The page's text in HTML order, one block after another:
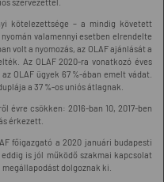
kötelezettsége – a mindig követett
valamennyi esetben elrendelte
volt a nyomozás, az OLAF ajánlását a
Az OLAF 2020-ra vonatkozó éves
OLAF ügyek 67 %-ában emelt vádat.
a 37 %-os uniós átlagnak.
évre csökken: 2016-ban 10, 2017-ben
érkezett.
főigazgató a 2020 januári budapesti
is jól működő szakmai kapcsolat
dolgoznak ki.